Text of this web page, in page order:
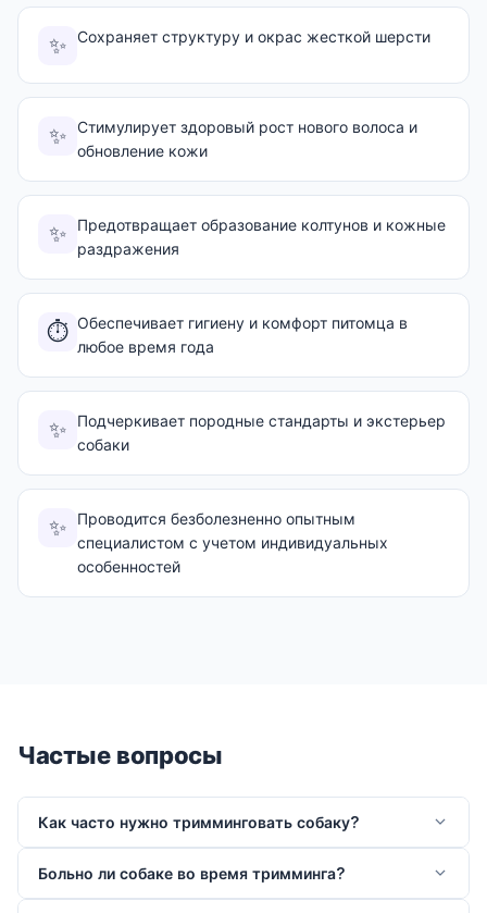
✨ Сохраняет структуру и окрас жесткой шерсти
✨ Стимулирует здоровый рост нового волоса и
обновление кожи
✨
Предотвращает образование колтунов и кожные
раздражения
⏱️ Обеспечивает гигиену и комфорт питомца в
любое время года
✨
Подчеркивает породные стандарты и экстерьер
собаки
✨
Проводится безболезненно опытным
специалистом с учетом индивидуальных
особенностей
Частые вопросы
Как часто нужно тримминговать собаку?
Больно ли собаке во время тримминга?